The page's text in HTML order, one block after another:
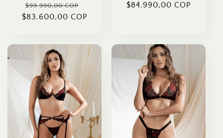
Regular
price
$99.990,00 COP
price
$83.600,00 COP
Regular
$84.990,00 COP